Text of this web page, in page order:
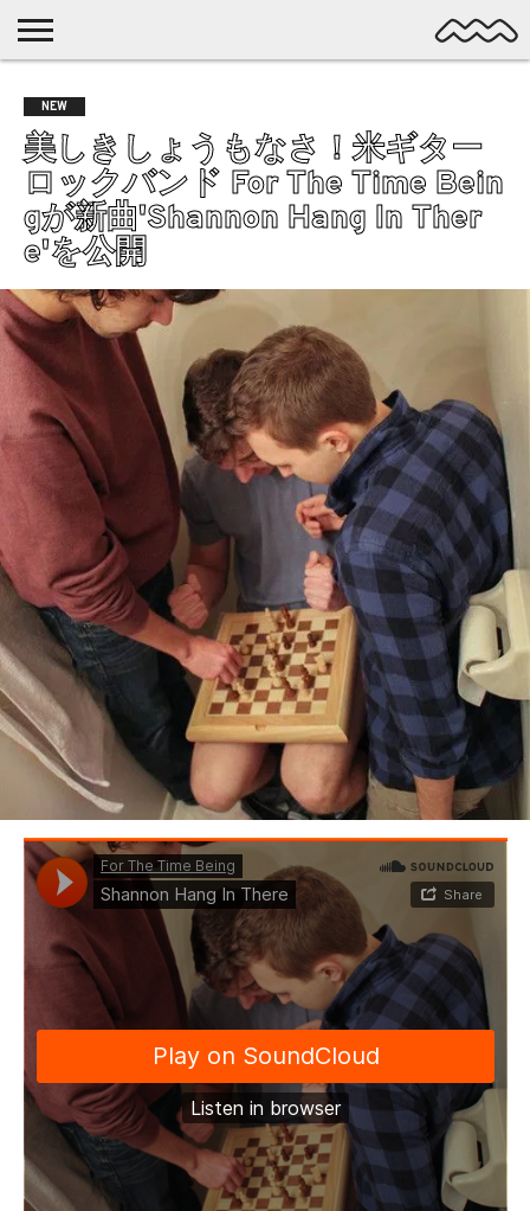
MUSIC
LATEST
POSTS
SPOTLIGHT
NYP
/ DL
DISCOVERY
POP
ALTERNATIVE
ELECTRONIC
SSW
FOLK
PSYCH
DREAMPOP
POSTPUNK
EXPERIMENTAL
SYNTHPOP
PUNK
SHOEGAZE
SOUL
BEDROOM
R&B
NEW
美しきしょうもなさ！米ギター
ロックバンド For The Time Bein
gが新曲'Shannon Hang In Ther
e'を公開